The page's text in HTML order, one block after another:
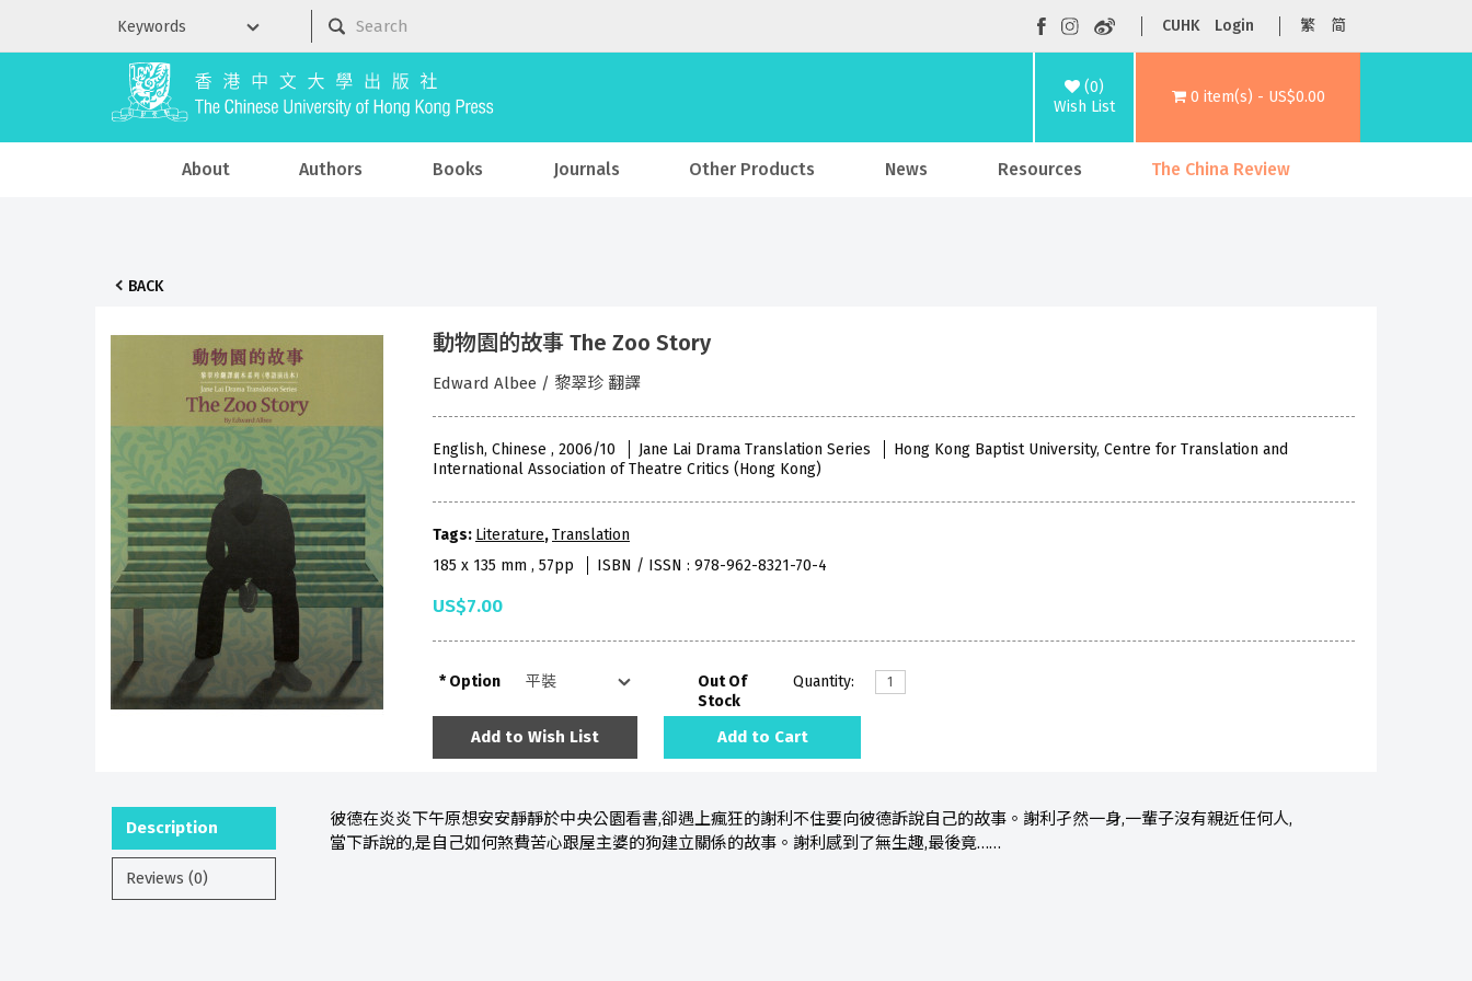
CUHK Login 繁 简
(0)
Wish List
0 item(s) - US$0.00
About Authors Books Journals Other Products News Resources The China Review
BACK
動物園的故事 The Zoo Story
Edward Albee / 黎翠珍 翻譯
English, Chinese , 2006/10 Jane Lai Drama Translation Series
Hong Kong Baptist University, Centre for Translation and
International Association of Theatre Critics (Hong Kong)
Tags: Literature,Translation
185 x 135 mm , 57pp
ISBN / ISSN : 978-962-8321-70-4
US$7.00
Option
Out Of
Stock
Quantity:
Add to Wish List Add to Cart
Description
Reviews (0)
彼德在炎炎下午原想安安靜靜於中央公園看書,卻遇上瘋狂的謝利不住要向彼德訴說自己的故事。謝利孑然一身,一輩子沒有親近任何人,
當下訴說的,是自己如何煞費苦心跟屋主婆的狗建立關係的故事。謝利感到了無生趣,最後竟……